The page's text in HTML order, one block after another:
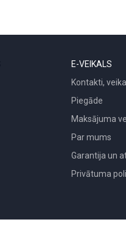
E-VEIKALS
Kontakti,
Piegāde
Maksājuma
Par mums
Garantija un
Privātuma